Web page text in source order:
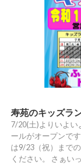
寿苑のキッズラ
7/20(土)よりいよ
ールがオープンで
は9/23（祝）まで
ください。 さぁい